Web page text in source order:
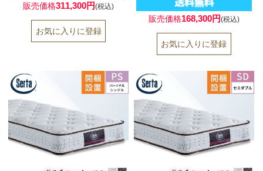
販売価格311,300円(税込)
販売価格168,300円(税込)